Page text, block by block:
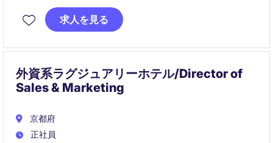
ら、原価管理や予算策定、業績分析を推進し、経営意
思決定を支援します。事業戦略と密接に関わる点が特
求人を見る
外資系ラグジュアリーホテル/Director of
Sales & Marketing
京都府
正社員